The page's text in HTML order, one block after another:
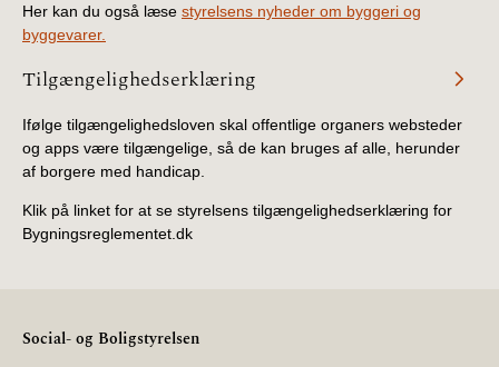
BR18 (1/7-31/12
2018)
BR18 (1/1-30/6
2018)
BR15 (2015-2018)
Tidligere BR (1961-
Her kan du også læse styrelsens nyheder om byggeri og
byggevarer.
Tilgængelighedserklæring
Ifølge tilgængelighedsloven skal offentlige organers websteder
og apps være tilgængelige, så de kan bruges af alle, herunder
af borgere med handicap.
Klik på linket for at se styrelsens tilgængelighedserklæring for
Bygningsreglementet.dk
Social- og Boligstyrelsen